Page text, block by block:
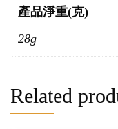
產品淨重(克)
28g
Related